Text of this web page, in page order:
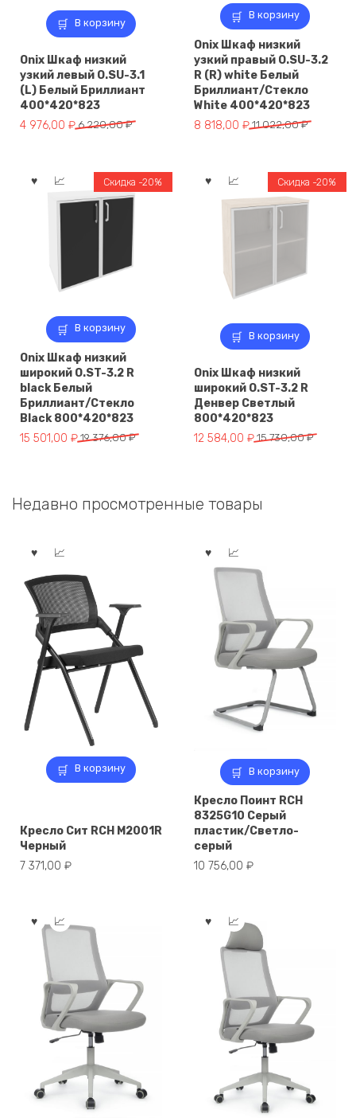
В корзину
Onix Шкаф низкий
узкий левый O.SU-3.1
(L) Белый Бриллиант
400*420*823
6 220,00₽
Первоначальная
4 976,00 ₽
Текущая
976,00 ₽.
В корзину
Onix Шкаф низкий
узкий правый O.SU-3.2
R (R) white Белый
Бриллиант/Стекло
White 400*420*823
11 022,00₽
Первоначальная
8 818,00 ₽
Текущая
818,00 ₽.
В корзину
Скидка -20%
Onix Шкаф низкий
широкий O.ST-3.2 R
black Белый
Бриллиант/Cтекло
Black 800*420*823
19 376,00₽
Первоначальная
376,00 ₽.
15 501,00 ₽
Текущая
В корзину
Скидка -20%
Onix Шкаф низкий
широкий O.ST-3.2 R
Денвер Светлый
800*420*823
15 730,00₽
Первоначальная
730,00 ₽.
12 584,00 ₽
Текущая
Недавно просмотренные товары
В корзину
Кресло Сит RCH M2001R
Черный
7 371,00 ₽
В корзину
Кресло Поинт RCH
8325G10 Серый
пластик/Светло-
серый
10 756,00 ₽